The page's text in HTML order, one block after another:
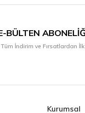
BÜLTEN
İndirim ve Fırsatlardan
Kurumsal